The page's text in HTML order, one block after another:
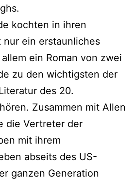
kochten in ihren
nur ein erstaunliches
ein Roman von zwei
zu den wichtigsten der
des 20.
Zusammen mit Allen
die Vertreter der
mit ihrem
abseits des US-
ganzen Generation